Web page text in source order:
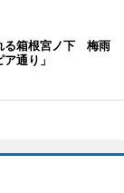
る箱根宮ノ下 梅雨
通り」